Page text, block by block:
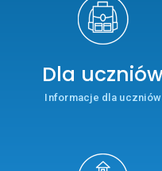
Dla
Informacje dla uczniów